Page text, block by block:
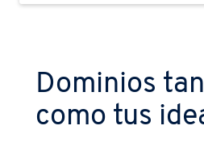
Dominios
como tus